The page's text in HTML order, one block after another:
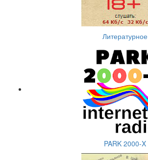
Литературное
PARK 2000-X